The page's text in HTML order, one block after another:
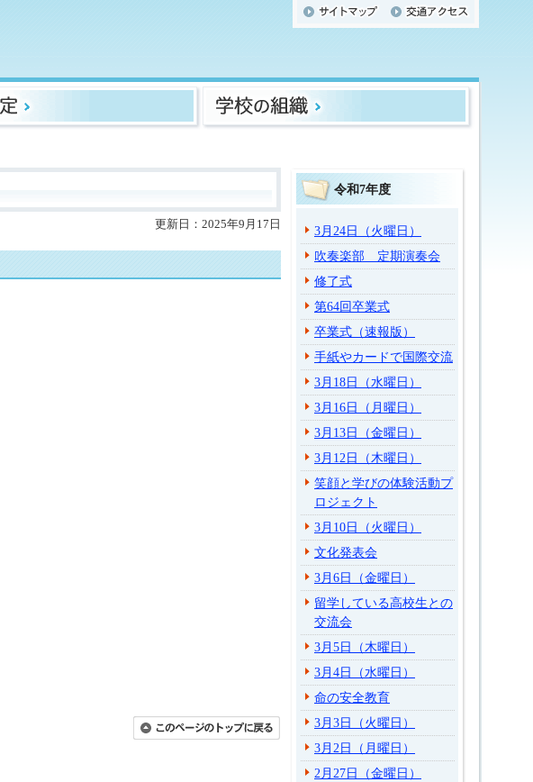
更新日：2025年9月17日
令和7年度
3月24日（火曜日）
吹奏楽部 定期演奏会
修了式
第64回卒業式
卒業式（速報版）
手紙やカードで国際交流
3月18日（水曜日）
3月16日（月曜日）
3月13日（金曜日）
3月12日（木曜日）
笑顔と学びの体験活動プ
ロジェクト
3月10日（火曜日）
文化発表会
3月6日（金曜日）
留学している高校生との
交流会
3月5日（木曜日）
3月4日（水曜日）
命の安全教育
3月3日（火曜日）
3月2日（月曜日）
2月27日（金曜日）